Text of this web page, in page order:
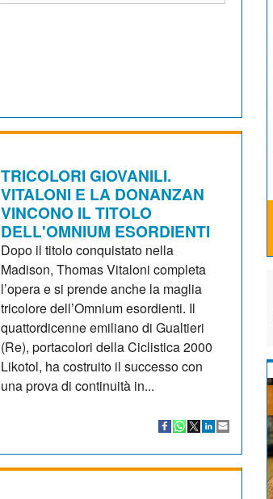
TRICOLORI GIOVANILI.
VITALONI E LA DONANZAN
VINCONO IL TITOLO
DELL'OMNIUM ESORDIENTI
Dopo il titolo conquistato nella
Madison, Thomas Vitaloni completa
l’opera e si prende anche la maglia
tricolore dell’Omnium esordienti. Il
quattordicenne emiliano di Gualtieri
(Re), portacolori della Ciclistica 2000
Likotol, ha costruito il successo con
una prova di continuità in...